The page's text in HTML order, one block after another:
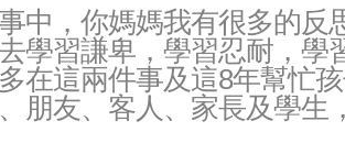
中，你媽媽我有很多的
學習謙卑，學習忍耐，
在這兩件事及這8年幫忙
朋友、客人、家長及學生